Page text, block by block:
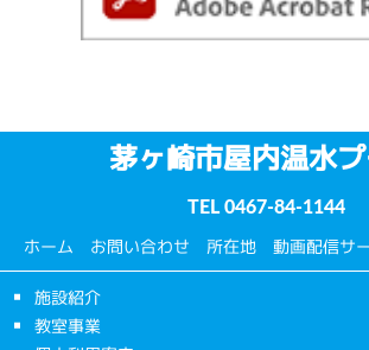
茅ヶ崎市屋内温水
TEL0467-84-1144
ホーム お問い合わせ 所在地 動画配信サ
施設紹介
教室事業